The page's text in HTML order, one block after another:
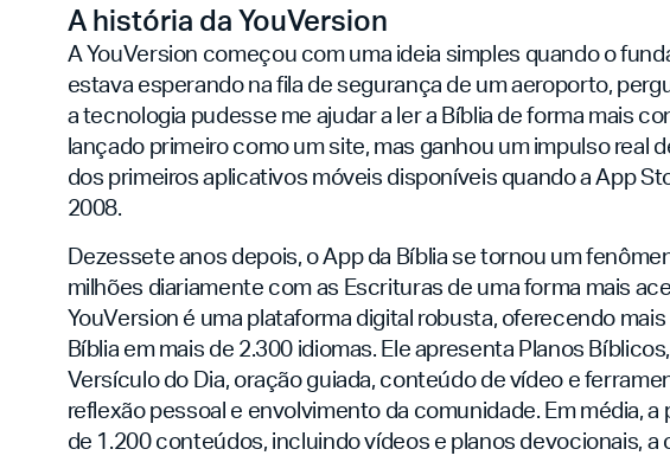
A história da YouVersion
A YouVersion começou com uma ideia simples quando o
estava esperando na fila de segurança de um aeroporto,
a tecnologia pudesse me ajudar a ler a Bíblia de forma mais
lançado primeiro como um site, mas ganhou um impulso real
dos primeiros aplicativos móveis disponíveis quando a App
2008.
Dezessete anos depois, o App da Bíblia se tornou um
milhões diariamente com as Escrituras de uma forma mais
YouVersion é uma plataforma digital robusta, oferecendo
Bíblia em mais de 2.300 idiomas. Ele apresenta Planos
Versículo do Dia, oração guiada, conteúdo de vídeo e
reflexão pessoal e envolvimento da comunidade. Em média,
de 1.200 conteúdos, incluindo vídeos e planos devocionais, a